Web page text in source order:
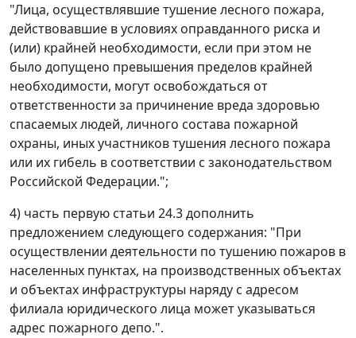
"Лица, осуществлявшие тушение лесного пожара,
действовавшие в условиях оправданного риска и
(или) крайней необходимости, если при этом не
было допущено превышения пределов крайней
необходимости, могут освобождаться от
ответственности за причинение вреда здоровью
спасаемых людей, личного состава пожарной
охраны, иных участников тушения лесного пожара
или их гибель в соответствии с законодательством
Российской Федерации.";
4) часть первую статьи 24.3 дополнить
предложением следующего содержания: "При
осуществлении деятельности по тушению пожаров в
населенных пунктах, на производственных объектах
и объектах инфраструктуры наряду с адресом
филиала юридического лица может указываться
адрес пожарного депо.".